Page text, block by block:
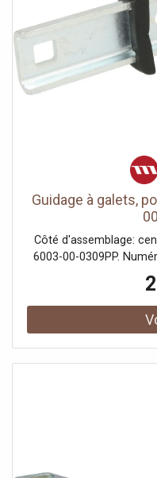
Guidage à galets,
Côté d'assemblage:
6003-00-0309PP.